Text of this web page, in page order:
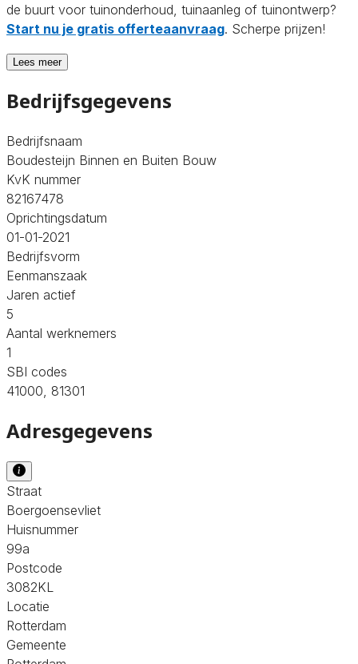
de buurt voor tuinonderhoud, tuinaanleg of tuinontwerp?
Start nu je gratis offerteaanvraag. Scherpe prijzen!
Lees meer
Bedrijfsgegevens
Bedrijfsnaam
Boudesteijn Binnen en Buiten Bouw
KvK nummer
82167478
Oprichtingsdatum
01-01-2021
Bedrijfsvorm
Eenmanszaak
Jaren actief
5
Aantal werknemers
1
SBI codes
41000, 81301
Adresgegevens
Straat
Boergoensevliet
Huisnummer
99a
Postcode
3082KL
Locatie
Rotterdam
Gemeente